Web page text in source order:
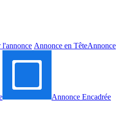
l'annonce Annonce en TêteAnnonce
Annonce Encadrée